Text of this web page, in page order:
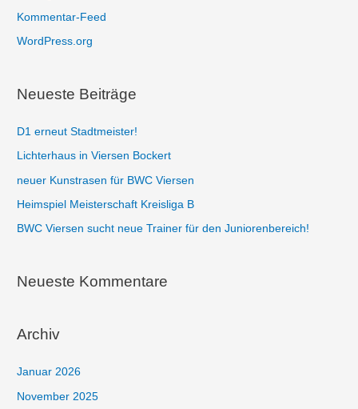
Kommentar-Feed
WordPress.org
Neueste Beiträge
D1 erneut Stadtmeister!
Lichterhaus in Viersen Bockert
neuer Kunstrasen für BWC Viersen
Heimspiel Meisterschaft Kreisliga B
BWC Viersen sucht neue Trainer für den Juniorenbereich!
Neueste Kommentare
Archiv
Januar 2026
November 2025